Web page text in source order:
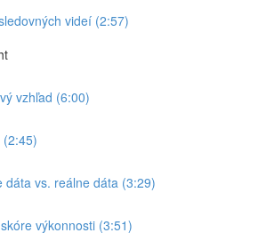
videí (2:57)
vzhľad (6:00)
(2:45)
dáta vs. reálne dáta (3:29)
výkonnosti (3:51)